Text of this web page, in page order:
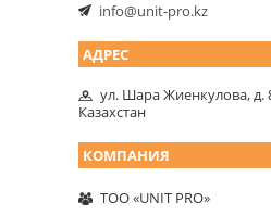
info@unit-pro.kz
ул. Шара Жиенкулова, д.
Казахстан
ТОО «UNIT PRO»